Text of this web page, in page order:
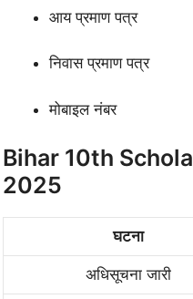
आय प्रमाण पत्र
निवास प्रमाण पत्र
मोबाइल नंबर
Bihar 10th
2025
घटना
अधिसूचना जारी